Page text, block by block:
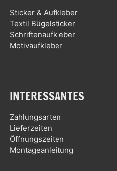
Sticker & Aufkleber
Textil Bügelsticker
Schriftenaufkleber
Motivaufkleber
INTERESSANTES
Zahlungsarten
Lieferzeiten
Öffnungszeiten
Montageanleitung